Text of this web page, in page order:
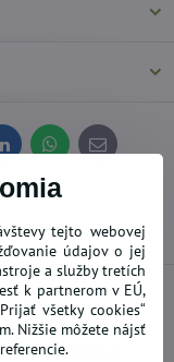
LinkedInWhatsApp
E-
- VÝPREDAJE
tejto webovej
údajov o jej
a služby tretích
k partnerom v EÚ,
všetky cookies“
Nižšie môžete nájsť